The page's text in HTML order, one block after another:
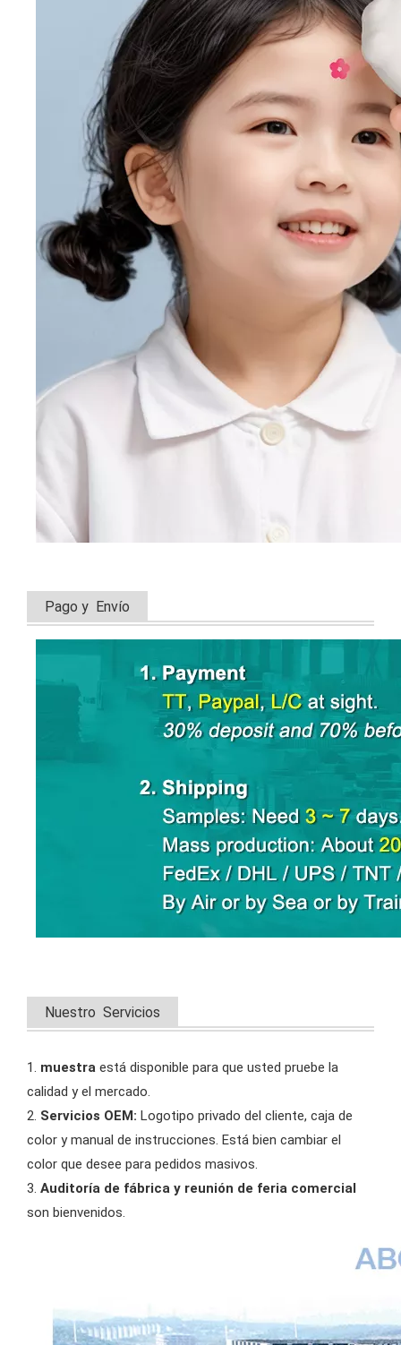
Pago y Envío
Nuestro Servicios
1. muestra está disponible para que usted pruebe la
calidad y el mercado.
2. Servicios OEM: Logotipo privado del cliente, caja de
color y manual de instrucciones. Está bien cambiar el
color que desee para pedidos masivos.
3. Auditoría de fábrica y reunión de feria comercial
son bienvenidos.